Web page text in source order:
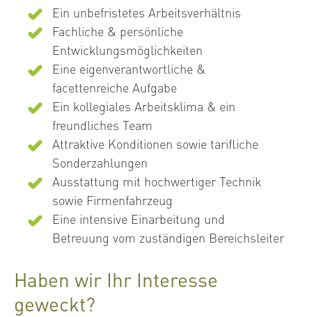
Ein unbefristetes Arbeitsverhältnis
Fachliche & persönliche
Entwicklungsmöglichkeiten
Eine eigenverantwortliche &
facettenreiche Aufgabe
Ein kollegiales Arbeitsklima & ein
freundliches Team
Attraktive Konditionen sowie tarifliche
Sonderzahlungen
Ausstattung mit hochwertiger Technik
sowie Firmenfahrzeug
Eine intensive Einarbeitung und
Betreuung vom zuständigen Bereichsleiter
Haben wir Ihr Interesse
geweckt?